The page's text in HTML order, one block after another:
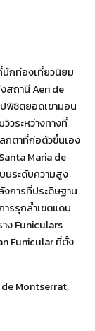
นักท่องเที่ยวนิยม
สถานี Aeri de
พิชิตยอดเขามอน
วระหว่างทางที่
กตาที่ก่อตัวขึ้นเอง
Maria de
นระดับความสูง
งการที่ประดิษฐาน
รรุกล้ำเขตแดน
ง Funiculars
Funicular ที่ตั้ง
Montserrat,